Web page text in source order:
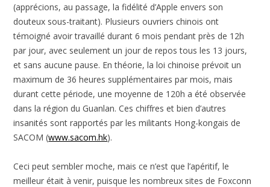
(apprécions, au passage, la fidélité d’Apple envers son
douteux sous-traitant). Plusieurs ouvriers chinois ont
témoigné avoir travaillé durant 6 mois pendant près de 12h
par jour, avec seulement un jour de repos tous les 13 jours,
et sans aucune pause. En théorie, la loi chinoise prévoit un
maximum de 36 heures supplémentaires par mois, mais
durant cette période, une moyenne de 120h a été observée
dans la région du Guanlan. Ces chiffres et bien d’autres
insanités sont rapportés par les militants Hong-kongais de
SACOM (www.sacom.hk).
Ceci peut sembler moche, mais ce n’est que l’apéritif, le
meilleur était à venir, puisque les nombreux sites de Foxconn